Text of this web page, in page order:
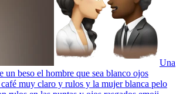
Una
un beso el hombre que sea blanco ojos
café muy claro y rulos y la mujer blanca pelo